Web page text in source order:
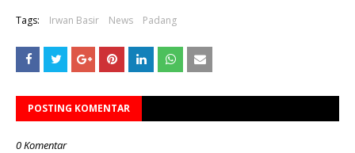
Tags: Irwan Basir News Padang
POSTING KOMENTAR
0 Komentar